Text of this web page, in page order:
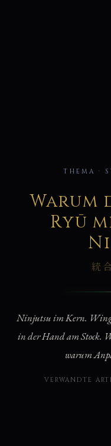
THEMA ·
Warum
Ryū
統
Ninjutsu im Kern.
in der Hand am Stock.
warum
VERWANDTE